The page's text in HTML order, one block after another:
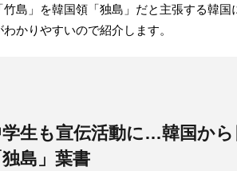
竹島」を韓国領「独島」だと主張する韓
わかりやすいので紹介します。
学生も宣伝活動に…韓国か
独島」葉書